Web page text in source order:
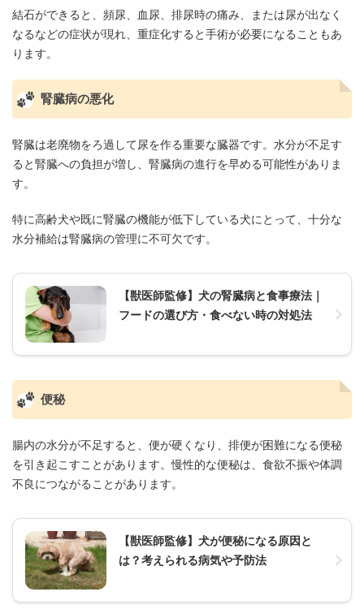
結石ができると、頻尿、血尿、排尿時の痛み、または尿が出なく
なるなどの症状が現れ、重症化すると手術が必要になることもあ
ります。
腎臓病の悪化
腎臓は老廃物をろ過して尿を作る重要な臓器です。水分が不足す
ると腎臓への負担が増し、腎臓病の進行を早める可能性がありま
す。
特に高齢犬や既に腎臓の機能が低下している犬にとって、十分な
水分補給は腎臓病の管理に不可欠です。
【獣医師監修】犬の腎臓病と食事療法｜
フードの選び方・食べない時の対処法
便秘
腸内の水分が不足すると、便が硬くなり、排便が困難になる便秘
を引き起こすことがあります。慢性的な便秘は、食欲不振や体調
不良につながることがあります。
【獣医師監修】犬が便秘になる原因と
は？考えられる病気や予防法